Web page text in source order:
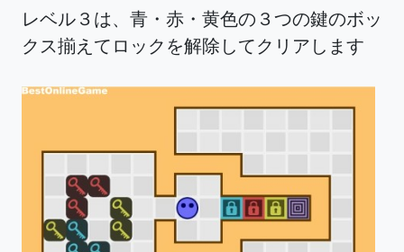
レベル３は、青・赤・黄色の３つの鍵のボッ
クス揃えてロックを解除してクリアします